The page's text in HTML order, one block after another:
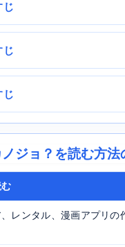
じ
じ
じ
ジョ？を読む方法
レンタル、漫画アプリの